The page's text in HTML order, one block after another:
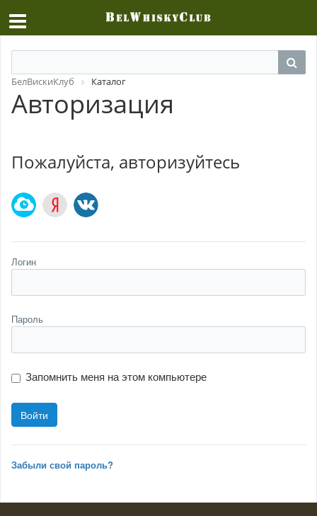
БелВискиКлуб Каталог
Авторизация
Пожалуйста, авторизуйтесь
Логин
Пароль
Запомнить меня на этом компьютере
Забыли свой пароль?